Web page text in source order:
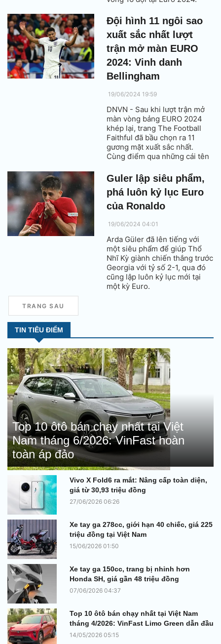
Đội hình 11 ngôi sao
xuất sắc nhất lượt
trận mở màn EURO
2024: Vinh danh
Bellingham
19/06/2024 19:59
DNVN - Sau khi lượt trận mở
màn vòng bảng EURO 2024
khép lại, trang The Football
Faithful đã bầu chọn ra 11
gương mặt xuất sắc nhất.
Cùng điểm qua những cái tên
Guler lập siêu phẩm,
phá luôn kỷ lục Euro
của Ronaldo
19/06/2024 04:01
Arda Güler đã lên tiếng với
một siêu phẩm để giúp Thổ
Nhĩ Kỳ giành chiến thắng trước
Georgia với tỷ số 2-1, qua đó
cũng lập luôn kỷ lục mới tại
một kỳ Euro.
TRANG SAU
TIN TIÊU ĐIỂM
Top 10 ôtô bán chạy nhất tại Việt
Nam tháng 6/2026: VinFast hoàn
toàn áp đảo
Vivo X Fold6 ra mắt: Nâng cấp toàn diện,
giá từ 30,93 triệu đồng
27/06/2026 06:26
Xe tay ga 278cc, giới hạn 40 chiếc, giá 225
triệu đồng tại Việt Nam
15/06/2026 01:50
Xe tay ga 150cc, trang bị nhỉnh hơn
Honda SH, giá gần 48 triệu đồng
07/06/2026 04:37
Top 10 ôtô bán chạy nhất tại Việt Nam
tháng 4/2026: VinFast Limo Green dẫn đầu
14/05/2026 05:15